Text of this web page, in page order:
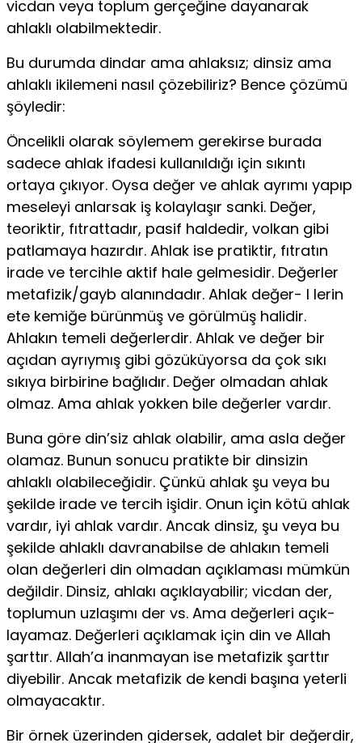
vicdan veya toplum gerçeğine dayanarak
ahlaklı olabilmektedir.
Bu durumda dindar ama ahlaksız; dinsiz ama
ahlaklı iki­lemeni nasıl çözebiliriz? Bence çözümü
şöyledir:
Öncelikli olarak söylemem gerekirse burada
sadece ahlak ifadesi kullanıldığı için sıkıntı
ortaya çıkıyor. Oysa değer ve ahlak ayrımı yapıp
meseleyi anlarsak iş kolaylaşır sanki. De­ğer,
teoriktir, fıtrattadır, pasif haldedir, volkan gibi
patlamaya hazırdır. Ahlak ise pratiktir, fıtratın
irade ve tercihle aktif hale gelmesidir. Değerler
metafizik/gayb alanındadır. Ahlak değer- I lerin
ete kemiğe bürünmüş ve görülmüş halidir.
Ahlakın te­meli değerlerdir. Ahlak ve değer bir
açıdan ayrıymış gibi gö­züküyorsa da çok sıkı
sıkıya birbirine bağlıdır. Değer olmadan ahlak
olmaz. Ama ahlak yokken bile değerler vardır.
Buna göre din’siz ahlak olabilir, ama asla değer
olamaz. Bu­nun sonucu pratikte bir dinsizin
ahlaklı olabileceğidir. Çünkü ahlak şu veya bu
şekilde irade ve tercih işidir. Onun için kötü ahlak
vardır, iyi ahlak vardır. Ancak dinsiz, şu veya bu
şekilde ahlaklı davranabilse de ahlakın temeli
olan değerleri din ol­madan açıklaması mümkün
değildir. Dinsiz, ahlakı açıklayabi­lir; vicdan der,
toplumun uzlaşımı der vs. Ama değerleri açık-
layamaz. Değerleri açıklamak için din ve Allah
şarttır. Allah’a inanmayan ise metafizik şarttır
diyebilir. Ancak metafizik de kendi başına yeterli
olmayacaktır.
Bir örnek üzerinden gidersek, adalet bir değerdir,